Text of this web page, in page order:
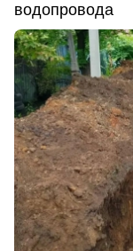
водопровода